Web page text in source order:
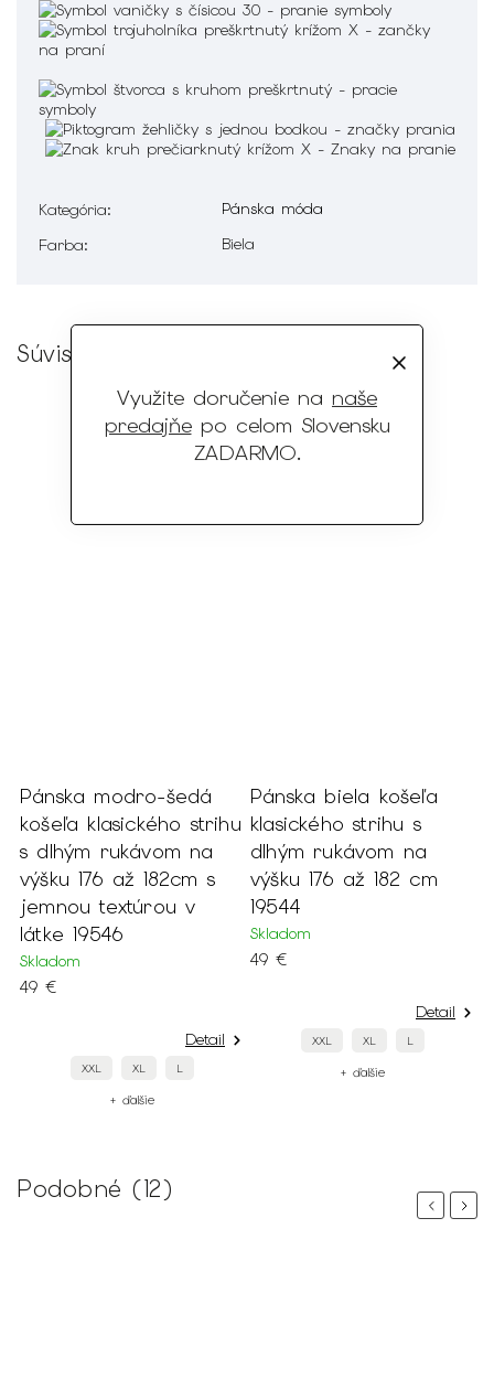
Využite doručenie na naše
predajňepo celom Slovensku
ZADARMO.
Kategória:
Pánska móda
Farba: Biela
Súvisiaci tovar
Pánska modro-šedá
košeľa klasického strihu
s dlhým rukávom na
výšku 176 až 182cm s
jemnou textúrou v
látke 19546
Skladom
49 €
Detail
XXL XL L
+ ďalšie
Pánska biela košeľa
klasického strihu s
dlhým rukávom na
výšku 176 až 182 cm
19544
Skladom
49 €
Detail
XXL XL L
+ ďalšie
Podobné (12)
PreviousNext